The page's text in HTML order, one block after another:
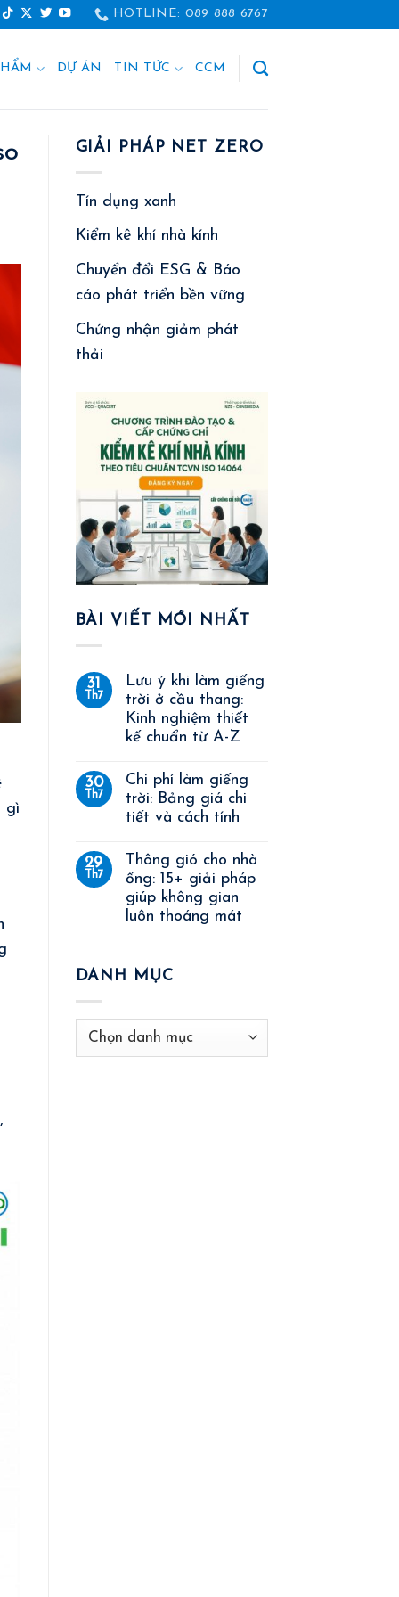
HOTLINE: 089 888 6767
DỰ ÁN TIN TỨC CCM
gì
GIẢI PHÁP NET ZERO
Tín dụng xanh
Kiểm kê khí nhà kính
Chuyển đổi ESG & Báo
cáo phát triển bền vững
Chứng nhận giảm phát
thải
BÀI VIẾT MỚI NHẤT
31
Th7
Lưu ý khi làm giếng
trời ở cầu thang:
Kinh nghiệm thiết
kế chuẩn từ A-Z
30
Th7
Chi phí làm giếng
trời: Bảng giá chi
tiết và cách tính
29
Th7
Thông gió cho nhà
ống: 15+ giải pháp
giúp không gian
luôn thoáng mát
DANH MỤC
Danh